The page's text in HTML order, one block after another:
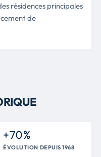
résidences principales
de
+70 %
ÉVOLUTION DEPUIS 1968